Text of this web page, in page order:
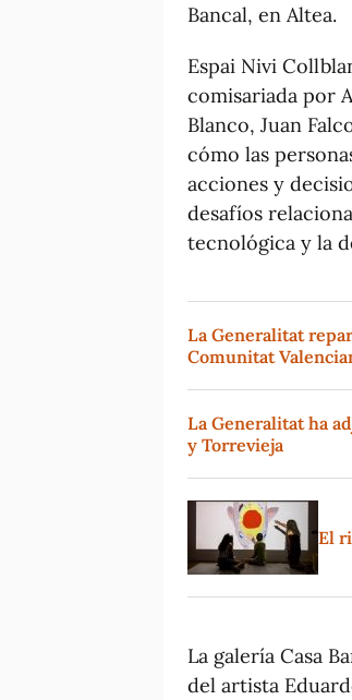
Bancal, en Altea.
Espai Nivi
comisariada por
Blanco, Juan
cómo las
acciones y
desafíos
tecnológica y la
La Generalitat
Comunitat
La Generalitat ha
y Torrevieja
El
La galería Casa
del artista